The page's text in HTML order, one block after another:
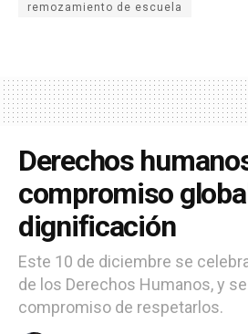
remozamiento de escuela
Derechos
compromiso
dignificación
Este 10 de diciembre se
de los Derechos Humanos, y
compromiso de respetarlos.